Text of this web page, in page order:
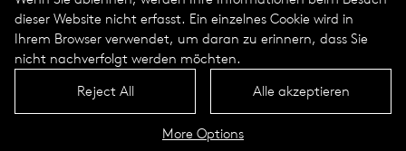
Impressum
Allgemeine Geschäftsbedingungen
© 2026 Selux
dieser Website nicht erfasst. Ein einzelnes Cookie wird in
Ihrem Browser verwendet, um daran zu erinnern, dass Sie
nicht nachverfolgt werden möchten.
Reject All
Alle akzeptieren
More Options